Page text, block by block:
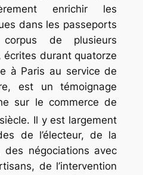
enrichir les
dans les passeports
de plusieurs
durant quatorze
à Paris au service de
est un témoignage
sur le commerce de
siècle. Il y est largement
de l’électeur, de la
négociations avec
de l’intervention